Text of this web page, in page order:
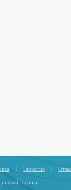
| Гарантия |
техники